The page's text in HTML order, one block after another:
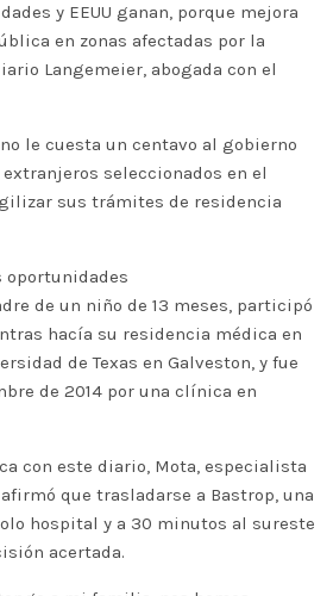
y EEUU ganan, porque mejora
en zonas afectadas por la
Langemeier, abogada con el
le cuesta un centavo al gobierno
seleccionados en el
sus trámites de residencia
oportunidades
de un niño de 13 meses, participó
hacía su residencia médica en
de Texas en Galveston, y fue
de 2014 por una clínica en
con este diario, Mota, especialista
que trasladarse a Bastrop, una
hospital y a 30 minutos al sureste
acertada.